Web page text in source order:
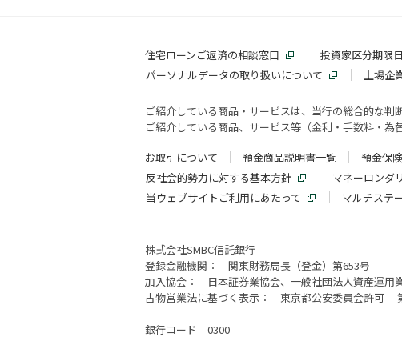
住宅ローンご返済の相談窓口 投資家区分期限日
パーソナルデータの取り扱いについて
上場企
ご紹介している商品・サービスは、当行の総合的な判
ご紹介している商品、サービス等（金利・手数料・為
お取引について
預金商品説明書一覧 預金保
反社会的勢力に対する基本方針
マネーロンダ
当ウェブサイトご利用にあたって
マルチステ
株式会社SMBC信託銀行
登録金融機関： 関東財務局長（登金）第653号
加入協会： 日本証券業協会、一般社団法人資産運用
古物営業法に基づく表示： 東京都公安委員会許可
銀行コード 0300